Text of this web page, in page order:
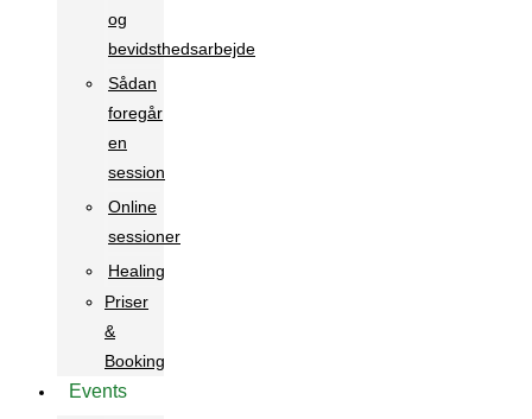
og
bevidsthedsarbejde
Sådan
foregår
en
session
Online
sessioner
Healing
Priser
&
Booking
Events